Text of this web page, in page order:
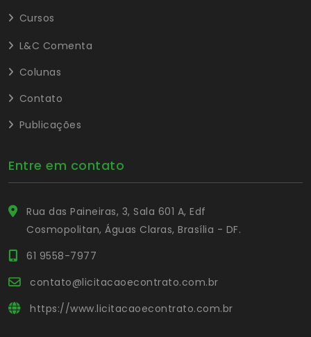
Cursos
L&C Comenta
Colunas
Contato
Publicações
Entre em contato
Rua das Paineiras, 3, Sala 601 A, Edf
Cosmopolitan, Águas Claras, Brasília - DF.
61 9558-7977
contato@licitacaoecontrato.com.br
https://www.licitacaoecontrato.com.br